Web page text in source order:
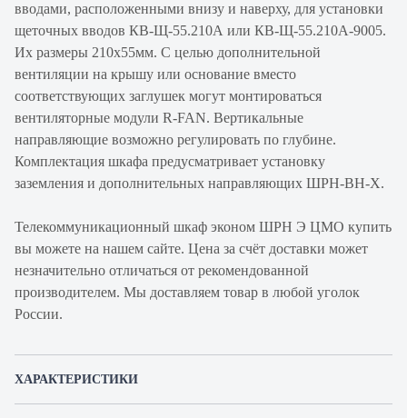
вводами, расположенными внизу и наверху, для установки
щеточных вводов КВ-Щ-55.210А или КВ-Щ-55.210А-9005.
Их размеры 210х55мм. С целью дополнительной
вентиляции на крышу или основание вместо
соответствующих заглушек могут монтироваться
вентиляторные модули R-FAN. Вертикальные
направляющие возможно регулировать по глубине.
Комплектация шкафа предусматривает установку
заземления и дополнительных направляющих ШРН-ВН-Х.
Телекоммуникационный шкаф эконом ШРН Э ЦМО купить
вы можете на нашем сайте. Цена за счёт доставки может
незначительно отличаться от рекомендованной
производителем. Мы доставляем товар в любой уголок
России.
ХАРАКТЕРИСТИКИ